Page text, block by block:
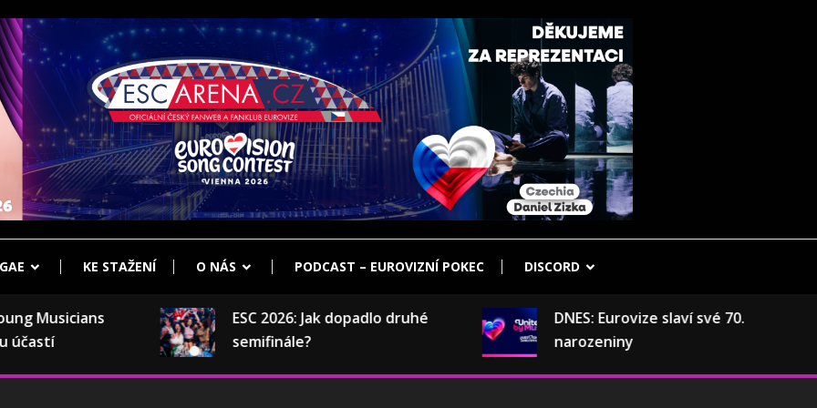
KE STAŽENÍ O NÁS PODCAST – EUROVIZNÍ POKEC DISCORD
ESC 2026: Jak dopadlo druhé
semifinále?
DNES: Eurovize slaví své 70.
narozeniny